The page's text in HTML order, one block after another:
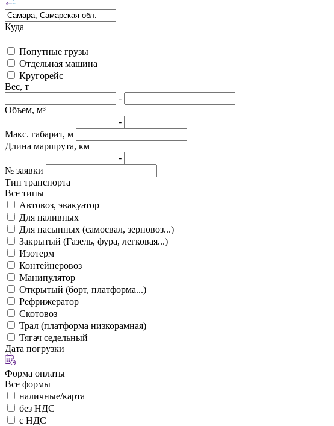
Куда
Попутные грузы
Отдельная машина
Кругорейс
Вес, т
-
Объем, м³
-
Макс. габарит, м
Длина маршрута, км
-
№ заявки
Тип транспорта
Все типы
Автовоз, эвакуатор
Для наливных
Для насыпных (самосвал, зерновоз...)
Закрытый (Газель, фура, легковая...)
Изотерм
Контейнеровоз
Манипулятор
Открытый (борт, платформа...)
Рефрижератор
Скотовоз
Трал (платформа низкорамная)
Тягач седельный
Дата погрузки
Форма оплаты
Все формы
наличные/карта
без НДС
с НДС